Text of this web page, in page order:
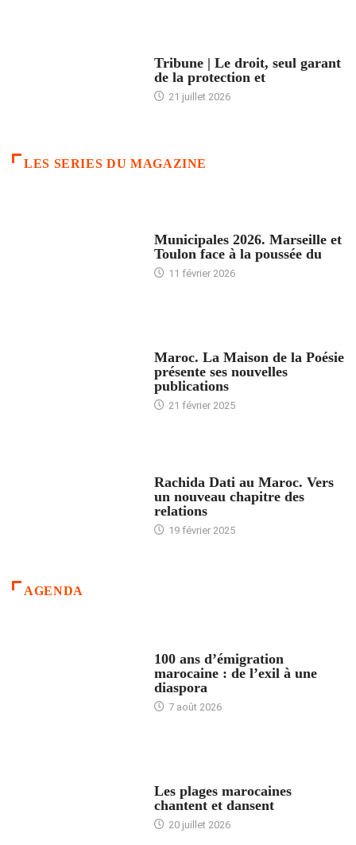
Tribune | Le droit, seul garant
de la protection et
21 juillet 2026
LES SERIES DU MAGAZINE
Municipales 2026. Marseille et
Toulon face à la poussée du
11 février 2026
Maroc. La Maison de la Poésie
présente ses nouvelles
publications
21 février 2025
Rachida Dati au Maroc. Vers
un nouveau chapitre des
relations
19 février 2025
AGENDA
100 ans d’émigration
marocaine : de l’exil à une
diaspora
7 août 2026
Les plages marocaines
chantent et dansent
20 juillet 2026